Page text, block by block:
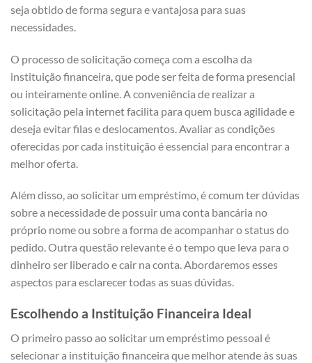
seja obtido de forma segura e vantajosa para suas
necessidades.
O processo de solicitação começa com a escolha da
instituição financeira, que pode ser feita de forma presencial
ou inteiramente online. A conveniência de realizar a
solicitação pela internet facilita para quem busca agilidade e
deseja evitar filas e deslocamentos. Avaliar as condições
oferecidas por cada instituição é essencial para encontrar a
melhor oferta.
Além disso, ao solicitar um empréstimo, é comum ter dúvidas
sobre a necessidade de possuir uma conta bancária no
próprio nome ou sobre a forma de acompanhar o status do
pedido. Outra questão relevante é o tempo que leva para o
dinheiro ser liberado e cair na conta. Abordaremos esses
aspectos para esclarecer todas as suas dúvidas.
Escolhendo a Instituição Financeira Ideal
O primeiro passo ao solicitar um empréstimo pessoal é
selecionar a instituição financeira que melhor atende às suas